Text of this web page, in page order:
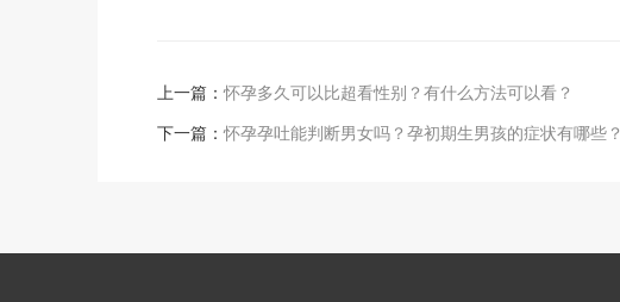
上一篇：怀孕多久可以比超看性别？有什么方法可以看？
下一篇：怀孕孕吐能判断男女吗？孕初期生男孩的症状有哪些？